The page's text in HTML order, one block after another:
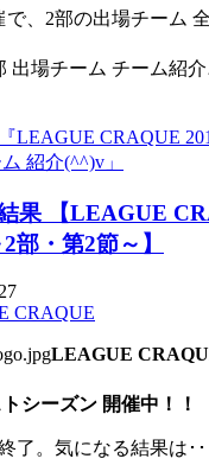
で、2部の出場チーム
出場チーム チーム紹
LEAGUE CRAQUE
紹介(^^)v」
果 【LEAGUE
部・第2節～】
CRAQUE
LEAGUE
シーズン 開催中！！
了。気になる結果は･･